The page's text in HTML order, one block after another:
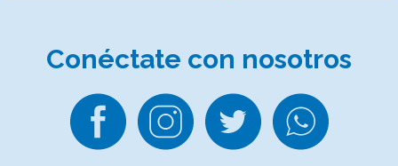
Conéctate con nosotros